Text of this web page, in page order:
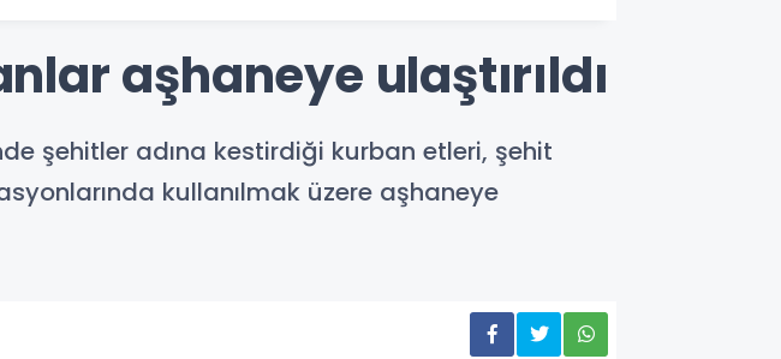
aşhaneye ulaştırıldı
şehitler adına kestirdiği kurban etleri, şehit
kullanılmak üzere aşhaneye